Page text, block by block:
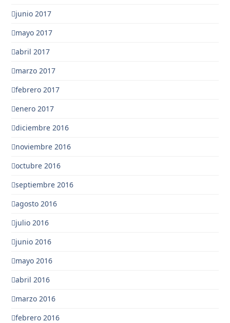
junio 2017
mayo 2017
abril 2017
marzo 2017
febrero 2017
enero 2017
diciembre 2016
noviembre 2016
octubre 2016
septiembre 2016
agosto 2016
julio 2016
junio 2016
mayo 2016
abril 2016
marzo 2016
febrero 2016